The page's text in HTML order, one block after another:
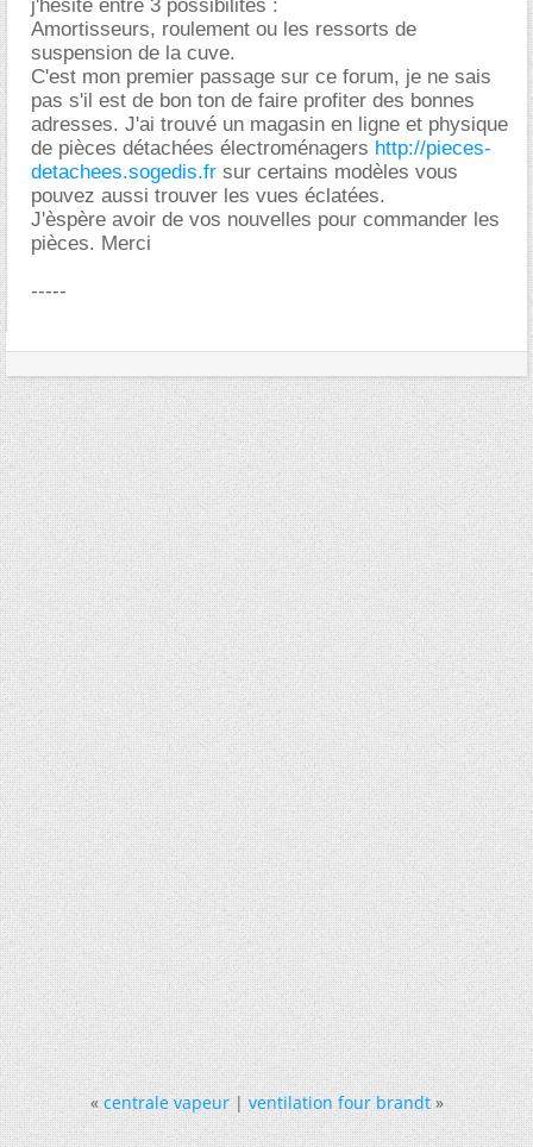
j'hésite entre 3 possibilités :
Amortisseurs, roulement ou les ressorts de
suspension de la cuve.
C'est mon premier passage sur ce forum, je ne sais
pas s'il est de bon ton de faire profiter des bonnes
adresses. J'ai trouvé un magasin en ligne et physique
de pièces détachées électroménagers http://pieces-
detachees.sogedis.fr sur certains modèles vous
pouvez aussi trouver les vues éclatées.
J'èspère avoir de vos nouvelles pour commander les
pièces. Merci
-----
« centrale vapeur|ventilation four brandt »